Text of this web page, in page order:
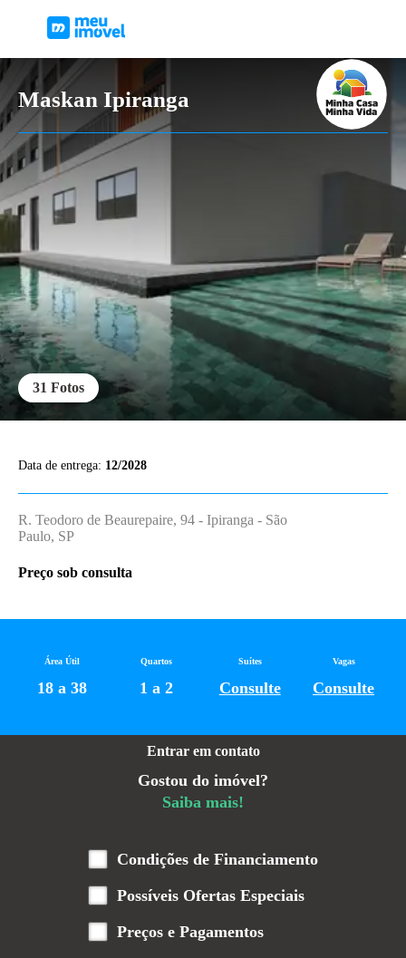
Maskan Ipiranga
31 Fotos
Entrar em contato
Gostou do imóvel?
Saiba mais!
Condições de Financiamento
Possíveis Ofertas Especiais
Preços e Pagamentos
Área Útil
18 a 38
Quartos
1 a 2
Suítes
Consulte
Vagas
Consulte
Data de entrega: 12/2028
R. Teodoro de Beaurepaire, 94 - Ipiranga - São
Paulo, SP
Preço sob consulta